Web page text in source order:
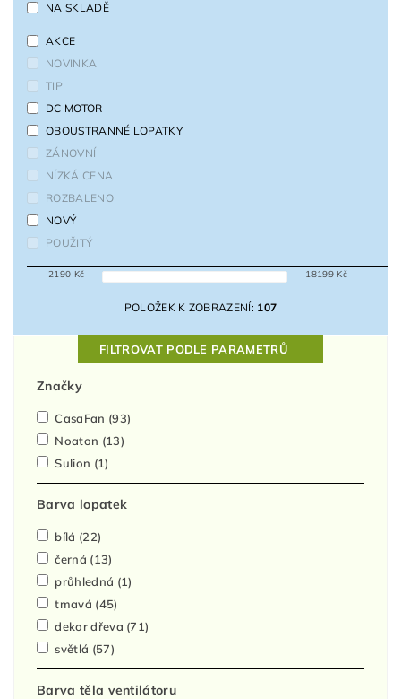
NA SKLADĚ
AKCE
NOVINKA
TIP
DC MOTOR
OBOUSTRANNÉ LOPATKY
ZÁNOVNÍ
NÍZKÁ CENA
ROZBALENO
NOVÝ
POUŽITÝ
2190 Kč 18199Kč
POLOŽEK K ZOBRAZENÍ: 107
FILTROVAT PODLE PARAMETRŮ
Značky
CasaFan (93)
Noaton (13)
Sulion (1)
Barva lopatek
bílá (22)
černá (13)
průhledná (1)
tmavá (45)
dekor dřeva (71)
světlá (57)
Barva těla ventilátoru